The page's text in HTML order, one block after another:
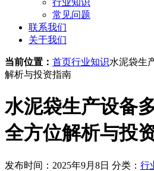
行业知识
常见问题
联系我们
关于我们
当前位置： 首页行业知识水泥袋生
解析与投资指南
水泥袋生产设备
全方位解析与投
发布时间：2025年9月8日 分类： 行